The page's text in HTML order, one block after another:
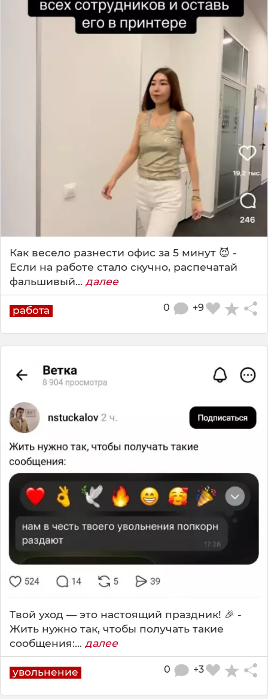
Как весело разнести офис за 5 минут 😈 -
Если на работе стало скучно, распечатай
фальшивый... далее
работа +9
0
Твой уход — это настоящий праздник! 🎉 -
Жить нужно так, чтобы получать такие
сообщения:... далее
увольнение +3
0